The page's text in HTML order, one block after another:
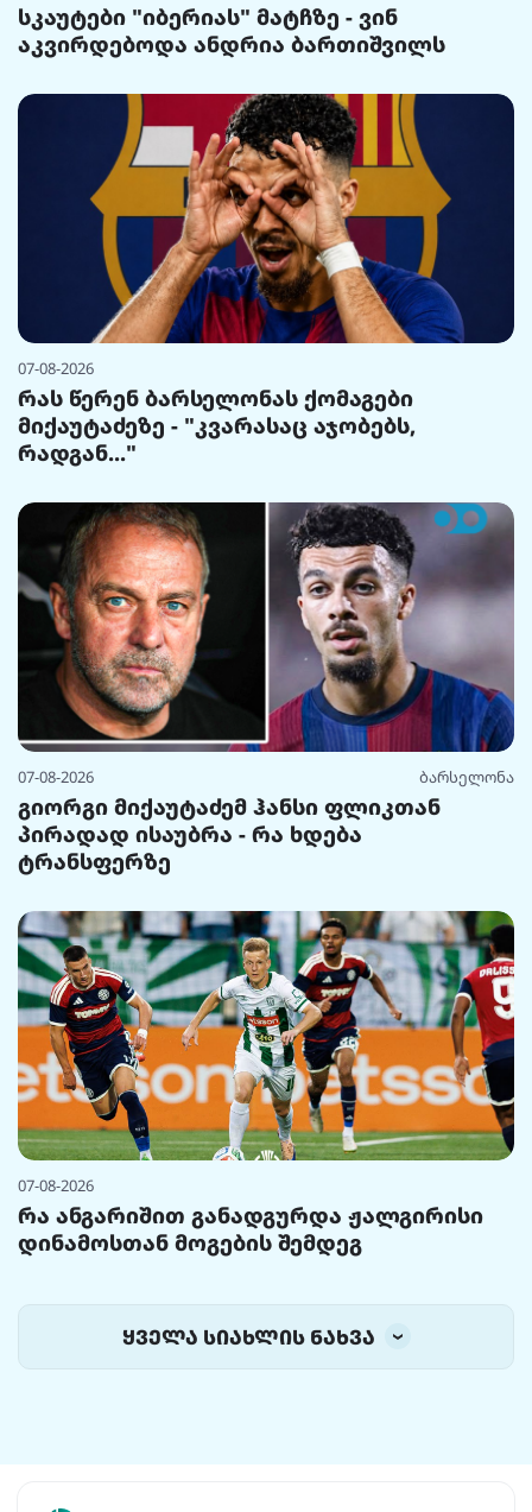
სკაუტები "იბერიას" მატჩზე - ვინ
აკვირდებოდა ანდრია ბართიშვილს
07-08-2026
რას წერენ ბარსელონას ქომაგები
მიქაუტაძეზე - "კვარასაც აჯობებს,
რადგან..."
07-08-2026 ბარსელონა
გიორგი მიქაუტაძემ ჰანსი ფლიკთან
პირადად ისაუბრა - რა ხდება
ტრანსფერზე
07-08-2026
რა ანგარიშით განადგურდა ჟალგირისი
დინამოსთან მოგების შემდეგ
ყველა სიახლის ნახვა